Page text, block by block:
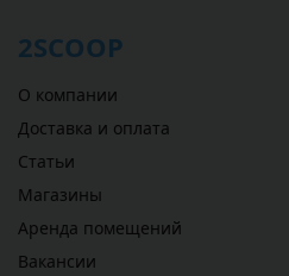
2SCOOP
О компании
Доставка и оплата
Статьи
Магазины
Аренда помещений
Вакансии